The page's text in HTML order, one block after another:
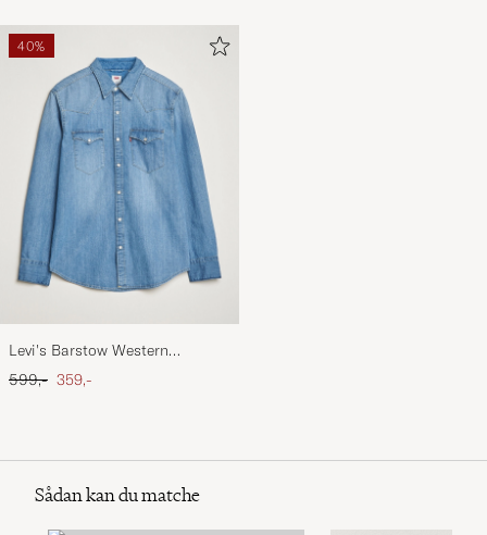
40%
Levi's Barstow Western
Standard Shirt Light Blue
Ordinary pris
599,- Nedsat pris
359,-
Sådan kan du matche